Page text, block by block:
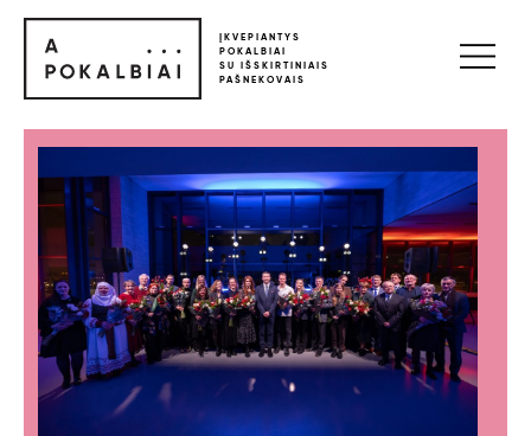
ĮKVEPIANTYS
POKALBIAI
SU IŠSKIRTINIAIS
PAŠNEKOVAIS